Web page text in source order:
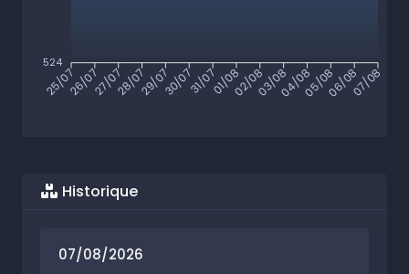
524
25/0726/0727/0728/0729/0730/0731/0701/0802/0803/0804/0805/0806/0807/08
Historique
07/08/2026